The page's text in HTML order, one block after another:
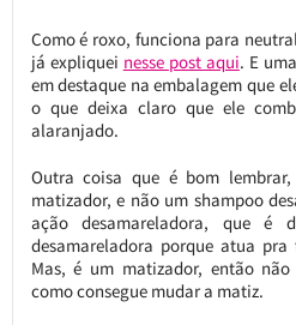
Como é roxo, funciona para
já expliquei nesse post aqui. E
em destaque na embalagem que
o que deixa claro que ele
alaranjado.
Outra coisa que é bom
matizador, e não um shampoo
ação desamareladora, que é
desamareladora porque atua
Mas, é um matizador, então
como consegue mudar a matiz.